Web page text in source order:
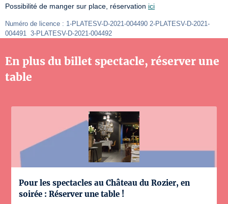
Possibilité de manger sur place, réservation ici
Numéro de licence : 1-PLATESV-D-2021-004490 2-PLATESV-D-2021-
004491  3-PLATESV-D-2021-004492
En plus du billet spectacle, réserver une
table
Pour les spectacles au Château du Rozier, en
soirée : Réserver une table !